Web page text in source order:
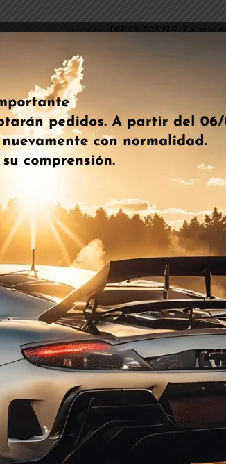
Categories: DEPOSITOS GLP,
Interior Ams
Deposito Toroidal Exterior
650/225/59
326,91€IVA Incl.
Out of stock